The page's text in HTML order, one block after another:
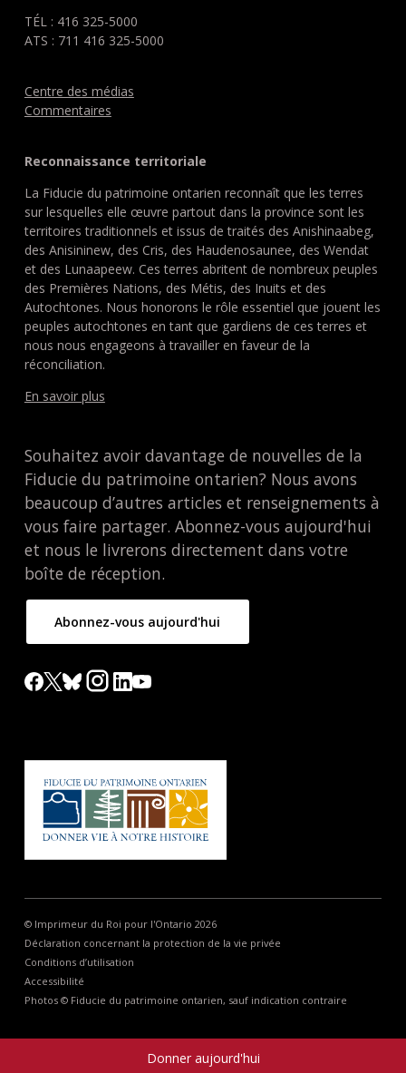
Donner aujourd'hui
TÉL : 416 325-5000
ATS : 711 416 325-5000
Centre des médias
Commentaires
Reconnaissance territoriale
La Fiducie du patrimoine ontarien reconnaît que les terres
sur lesquelles elle œuvre partout dans la province sont les
territoires traditionnels et issus de traités des Anishinaabeg,
des Anisininew, des Cris, des Haudenosaunee, des Wendat
et des Lunaapeew. Ces terres abritent de nombreux peuples
des Premières Nations, des Métis, des Inuits et des
Autochtones. Nous honorons le rôle essentiel que jouent les
peuples autochtones en tant que gardiens de ces terres et
nous nous engageons à travailler en faveur de la
réconciliation.
En savoir plus
Souhaitez avoir davantage de nouvelles de la
Fiducie du patrimoine ontarien? Nous avons
beaucoup d’autres articles et renseignements à
vous faire partager. Abonnez-vous aujourd'hui
et nous le livrerons directement dans votre
boîte de réception.
Abonnez-vous aujourd'hui
© Imprimeur du Roi pour l'Ontario 2026
Déclaration concernant la protection de la vie privée
Conditions d’utilisation
Accessibilité
Photos © Fiducie du patrimoine ontarien, sauf indication contraire